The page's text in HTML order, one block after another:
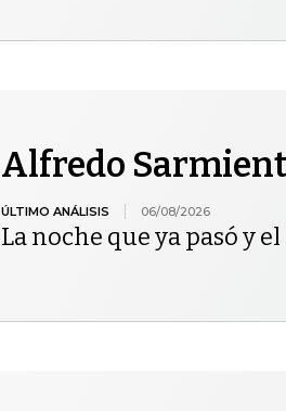
Alfredo
ÚLTIMO ANÁLISIS 06/08/2026
La noche que ya pasó y